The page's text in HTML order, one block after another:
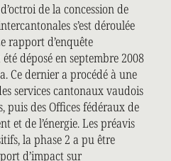
de la concession de
s’est déroulée
rapport d’enquête
déposé en septembre 2008
Ce dernier a procédé à une
services cantonaux vaudois
puis des Offices fédéraux de
et de l’énergie. Les préavis
la phase 2 a pu être
d’impact sur